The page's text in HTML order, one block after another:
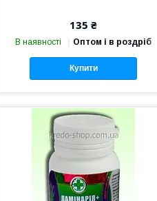
135 ₴
В наявності Оптом і в роздріб
Купити